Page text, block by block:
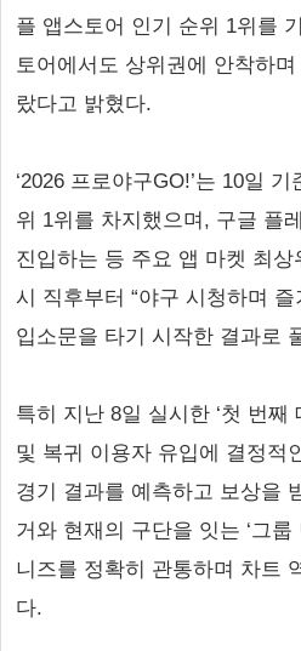
플 앱스토어 인기 순위 1위를
토어에서도 상위권에 안착하
랐다고 밝혔다.
‘2026 프로야구GO!’는 10일
위 1위를 차지했으며, 구글 플
진입하는 등 주요 앱 마켓 최
시 직후부터 “야구 시청하며
입소문을 타기 시작한 결과로
특히 지난 8일 실시한 ‘첫 번째
및 복귀 이용자 유입에 결정적
경기 결과를 예측하고 보상을
거와 현재의 구단을 잇는 ‘그룹
니즈를 정확히 관통하며 차트
다.